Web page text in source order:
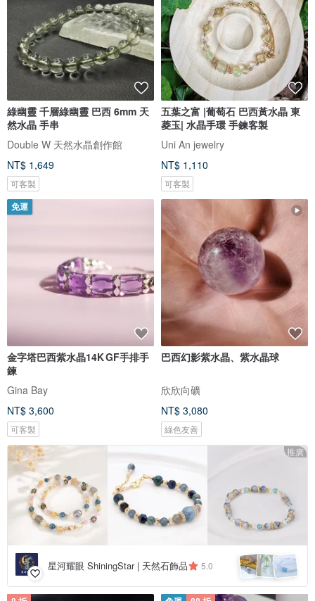
綠幽靈 千層綠幽靈 巴西 6mm 天
然水晶 手串
Double W 天然水晶創作館
NT$ 1,649
可客製
五葉之富 |葡萄石 巴西黃水晶 東
菱玉| 水晶手環 手鍊客製
Uni An jewelry
NT$ 1,110
可客製
免運
金字塔巴西紫水晶14K GF手排手
鍊
Gina Bay
NT$ 3,600
可客製
巴西幻影紫水晶、紫水晶球
欣欣向礦
NT$ 3,080
綠色友善
推廣
星河耀眼 ShiningStar | 天然石飾品 5.0